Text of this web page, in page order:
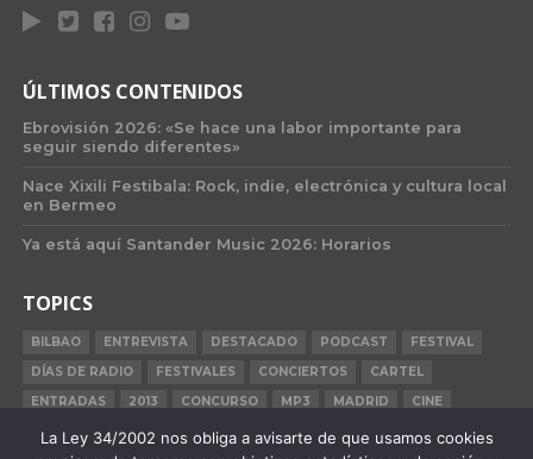
ÚLTIMOS CONTENIDOS
Ebrovisión 2026: «Se hace una labor importante para
seguir siendo diferentes»
Nace Xixili Festibala: Rock, indie, electrónica y cultura local
en Bermeo
Ya está aquí Santander Music 2026: Horarios
TOPICS
BILBAO ENTREVISTA DESTACADO PODCAST
FESTIVAL
DÍAS DE RADIO
FESTIVALES CONCIERTOS
CARTEL
ENTRADAS
2013 CONCURSO MP3 MADRID
CINE
BILBAO BBK LIVE
BARCELONA CARNE CRUDA
CRÓNICA
La Ley 34/2002 nos obliga a avisarte de que usamos cookies